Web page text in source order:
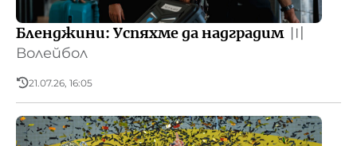
Бленджини: Успяхме да надградим 〣
Волейбол
21.07.26, 16:05